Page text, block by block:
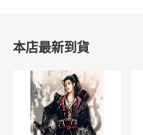
本店最新到貨